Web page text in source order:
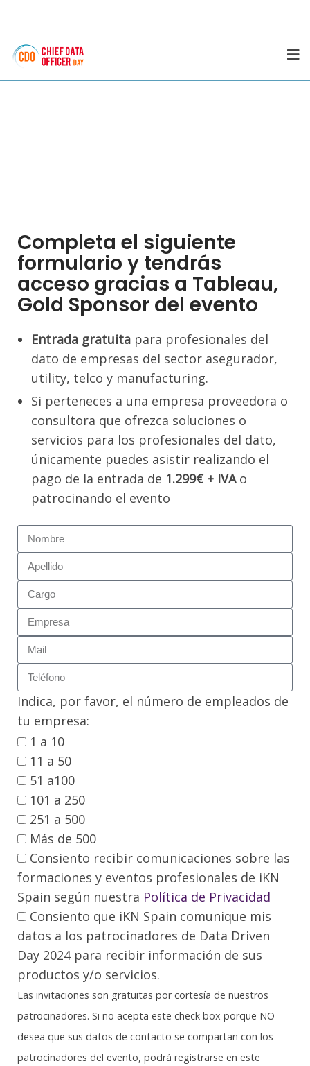
Completa el siguiente
formulario y tendrás
acceso gracias a Tableau,
Gold Sponsor del evento
Entrada gratuita para profesionales del
dato de empresas del sector asegurador,
utility, telco y manufacturing.
Si perteneces a una empresa proveedora o
consultora que ofrezca soluciones o
servicios para los profesionales del dato,
únicamente puedes asistir realizando el
pago de la entrada de 1.299€ + IVAo
patrocinando el evento
Indica, por favor, el número de empleados de
tu empresa:
1 a 10
11 a 50
51 a100
101 a 250
251 a 500
Más de 500
Consiento recibir comunicaciones sobre las
formaciones y eventos profesionales de iKN
Spain según nuestra Política de Privacidad
Consiento que iKN Spain comunique mis
datos a los patrocinadores de Data Driven
Day 2024 para recibir información de sus
productos y/o servicios.
Las invitaciones son gratuitas por cortesía de nuestros
patrocinadores. Si no acepta este check box porque NO
desea que sus datos de contacto se compartan con los
patrocinadores del evento, podrá registrarse en este